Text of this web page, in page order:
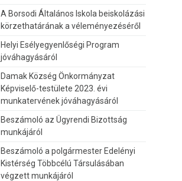
A Borsodi Általános Iskola beiskolázási
körzethatárának a véleményezéséről
Helyi Esélyegyenlőségi Program
jóváhagyásáról
Damak Község Önkormányzat
Képviselő-testülete 2023. évi
munkatervének jóváhagyásáról
Beszámoló az Ügyrendi Bizottság
munkájáról
Beszámoló a polgármester Edelényi
Kistérség Többcélú Társulásában
végzett munkájáról